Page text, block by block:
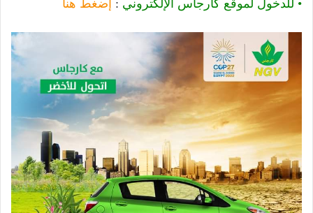
• للدخول لموقع كارجاس الإلكتروني : إضغط هنا